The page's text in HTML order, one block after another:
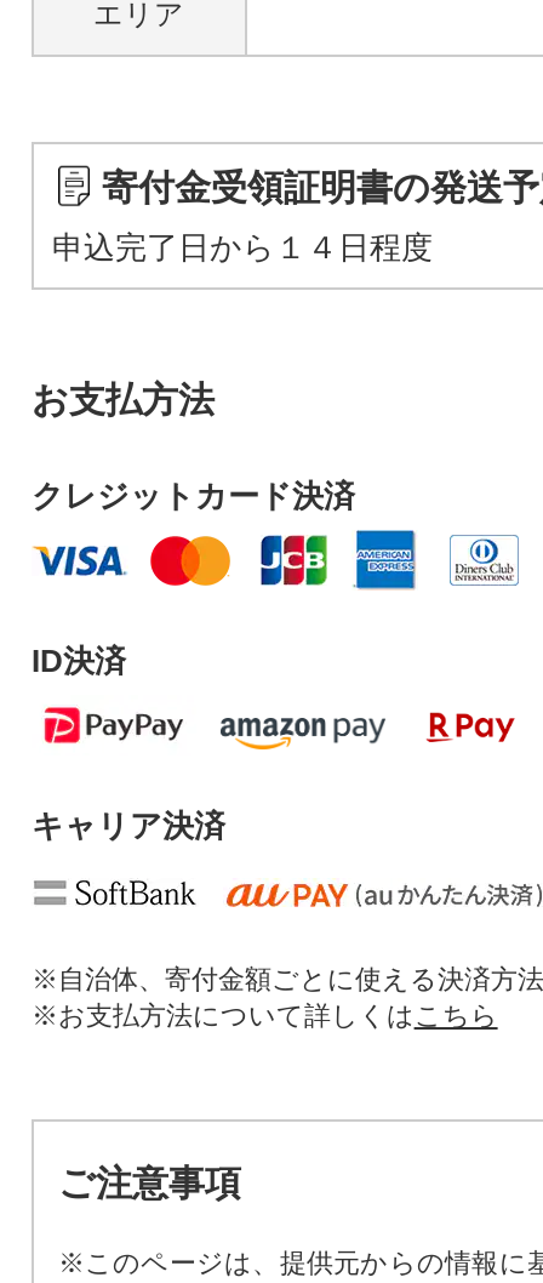
エリア
寄付金受領証明書の発送
申込完了日から１４日程度
お支払方法
クレジットカード決済
ID決済
キャリア決済
※自治体、寄付金額ごとに使える決済方
※お支払方法について詳しくは こちら
ご注意事項
※このページは、提供元からの情報に